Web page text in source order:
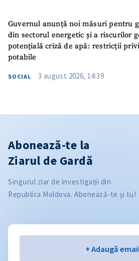
Guvernul anunță noi măsuri pentru
din sectorul energetic și a riscurilor
potențială criză de apă: restricții
potabile
SOCIAL 3 august 2026, 14:39
Abonează-te la
Ziarul de Gardă
Singurul ziar de investigații din
Republica Moldova. Abonează-te și tu!
+ Adaugă